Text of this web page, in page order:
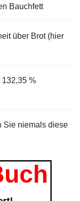
Bauchfett
über Brot (hier
132,35 %
Sie niemals diese